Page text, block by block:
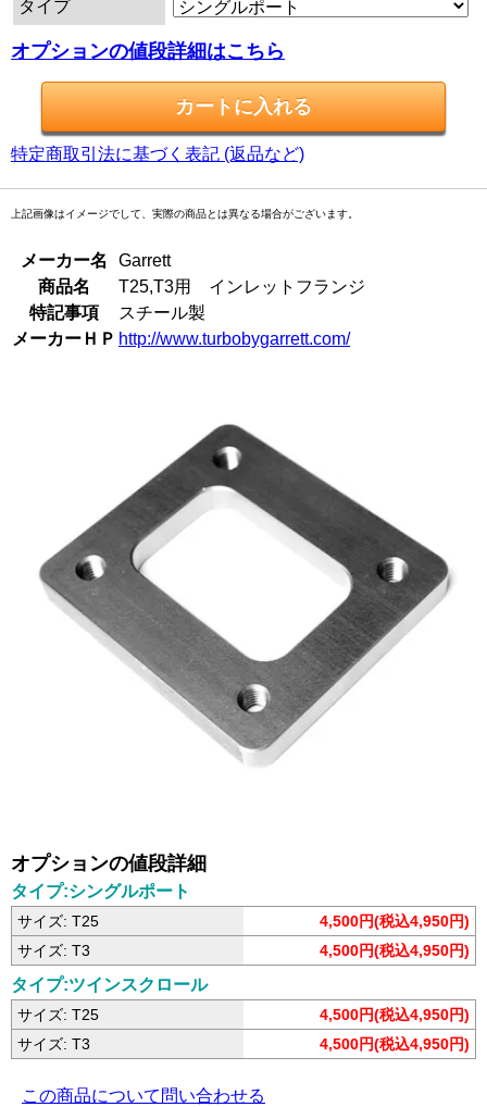
タイプ
オプションの値段詳細はこちら
特定商取引法に基づく表記 (返品など)
上記画像はイメージでして、実際の商品とは異なる場合がございます。
メーカー名
Garrett
商品名
T25,T3用 インレットフランジ
特記事項
スチール製
メーカーＨＰ http://www.turbobygarrett.com/
オプションの値段詳細
タイプ:シングルポート
サイズ: T25
4,500円(税込4,950円)
サイズ: T3
4,500円(税込4,950円)
タイプ:ツインスクロール
サイズ: T25
4,500円(税込4,950円)
サイズ: T3
4,500円(税込4,950円)
この商品について問い合わせる